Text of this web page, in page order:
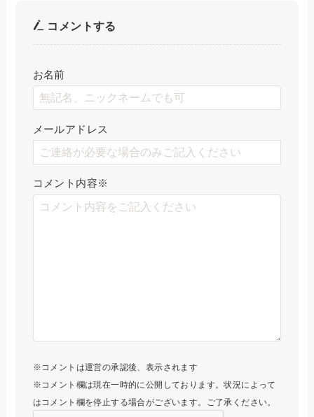
コメントする
お名前
メールアドレス
コメント内容※
※コメントは運営の承認後、表示されます
※コメント欄は現在一時的に公開しております。状況によって
はコメント欄を停止する場合がございます。ご了承ください。